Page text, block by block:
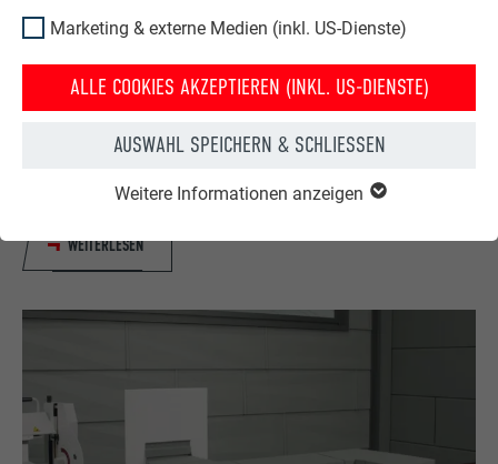
Marketing & externe Medien (inkl. US-Dienste)
ALLE COOKIES AKZEPTIEREN (INKL. US-DIENSTE)
AUSWAHL SPEICHERN & SCHLIESSEN
Weitere Informationen anzeigen
Innen- oder Außenecke von unten verfalzt Schulungsvideos
WEITERLESEN